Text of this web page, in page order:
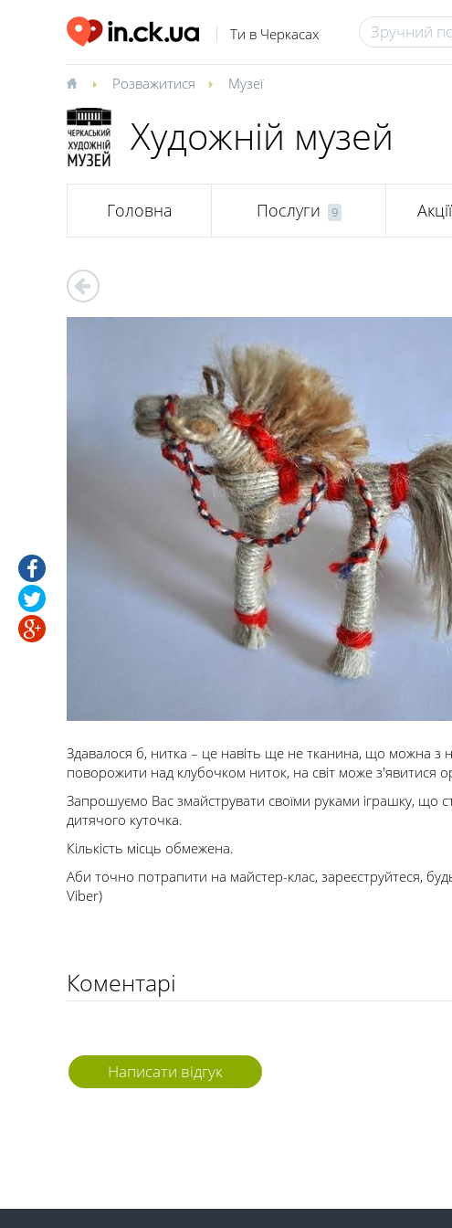
Ти в Черкасах
Розважитися Музеї
Художній музей
Головна Послуги 9 Акції
Здавалося б, нитка – це навіть ще не тканина, що можна з
поворожити над клубочком ниток, на світ може з'явитися
Запрошуємо Вас змайструвати своїми руками іграшку, що
дитячого куточка.
Кількість місць обмежена.
Аби точно потрапити на майстер-клас, зареєструйтеся,
Viber)
Коментарі
Написати відгук